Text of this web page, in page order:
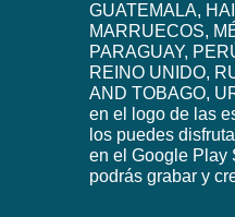
GUATEMALA,
MARRUECOS,
PARAGUAY,
REINO UNIDO,
AND TOBAGO,
en el logo de las
los puedes
en el Google Play
podrás grabar y